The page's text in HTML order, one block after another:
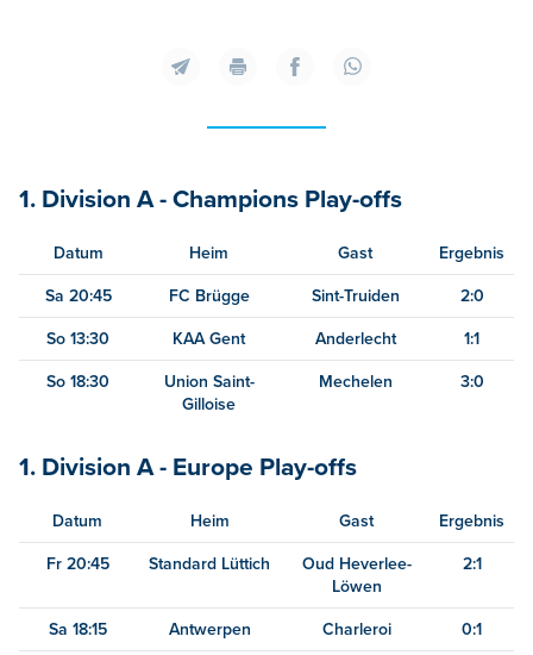
1. Division A - Champions Play-offs
Datum Heim Gast Ergebnis
Sa 20:45 FC Brügge Sint-Truiden 2:0
So 13:30 KAA Gent Anderlecht 1:1
So 18:30
Union Saint-
Gilloise
Mechelen 3:0
1. Division A - Europe Play-offs
Datum Heim Gast Ergebnis
Fr 20:45 Standard Lüttich
Oud Heverlee-
Löwen
2:1
Sa 18:15 Antwerpen Charleroi 0:1